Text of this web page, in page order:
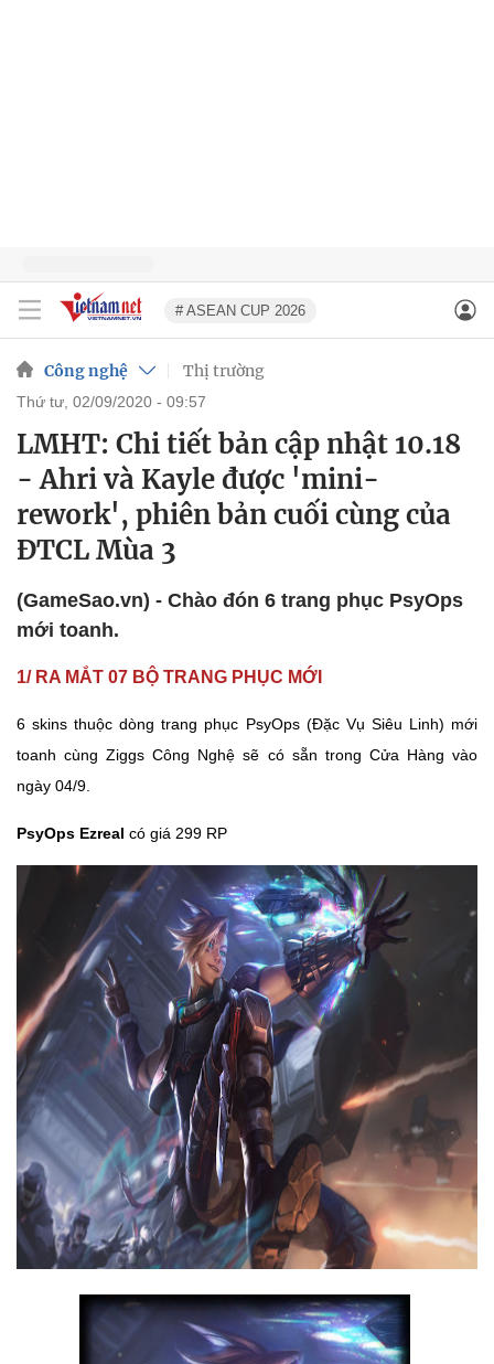
# ASEAN CUP 2026
Công nghệ Thị trường
thứ tư, 02/09/2020 - 09:57
LMHT: Chi tiết bản cập nhật 10.18
- Ahri và Kayle được 'mini-
rework', phiên bản cuối cùng của
ĐTCL Mùa 3
(GameSao.vn) - Chào đón 6 trang phục PsyOps
mới toanh.
1/ RA MẮT 07 BỘ TRANG PHỤC MỚI
6 skins thuộc dòng trang phục PsyOps (Đặc Vụ Siêu Linh) mới
toanh cùng Ziggs Công Nghệ sẽ có sẵn trong Cửa Hàng vào
ngày 04/9.
PsyOps Ezreal có giá 299 RP